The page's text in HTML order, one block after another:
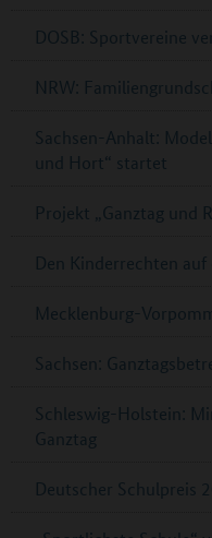
DOSB: Sportvereine
NRW:
Sachsen-Anhalt:
und Hort“ startet
Projekt „Ganztag und
Den Kinderrechten auf
Mecklenburg-
Sachsen:
Schleswig-Holstein:
Ganztag
Deutscher Schulpreis